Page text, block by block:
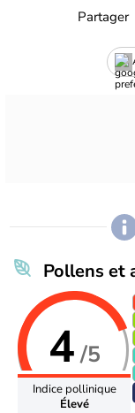
Partager
Pollens et
4/5
Indice pollinique
Élevé